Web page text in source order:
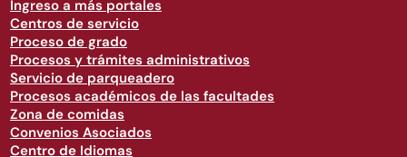
Ingreso a más portales
Centros de servicio
Proceso de grado
Procesos y trámites administrativos
Servicio de parqueadero
Procesos académicos de las facultades
Zona de comidas
Convenios Asociados
Centro de Idiomas